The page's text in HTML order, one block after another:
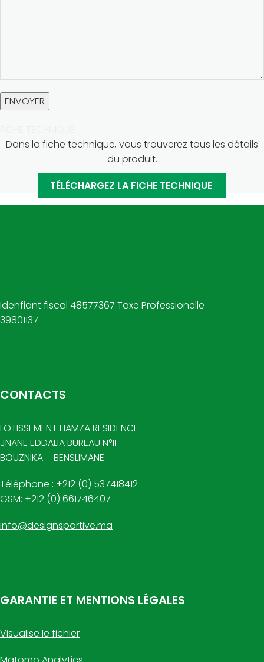
Dans la fiche technique, vous trouverez tous les détails
du produit.
TÉLÉCHARGEZ LA FICHE TECHNIQUE
Idenfiant fiscal 48577367 Taxe Professionelle
39801137
CONTACTS
LOTISSEMENT HAMZA RESIDENCE
JNANE EDDALIA BUREAU N°11
BOUZNIKA – BENSLIMANE
Téléphone : +212 (0) 537418412
GSM: +212 (0) 661746407
info@designsportive.ma
GARANTIE ET MENTIONS LÉGALES
Visualise le fichier